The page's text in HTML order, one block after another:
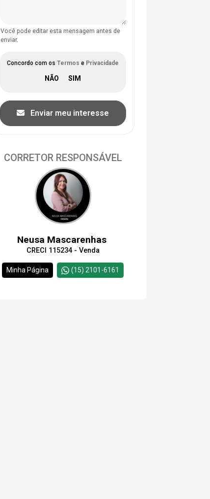
Você pode editar esta mensagem antes de
enviar.
Concordo com os Termos e Privacidade
Enviar meu interesse
CORRETOR RESPONSÁVEL
Neusa Mascarenhas
CRECI 115234 - Venda
Minha Página (15) 2101-6161